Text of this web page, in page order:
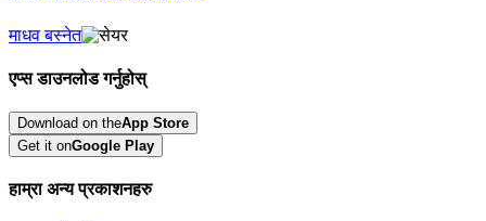
माधव बस्नेत
एप्स डाउनलोड गर्नुहोस्
Download on theApp Store
Get it onGoogle Play
हाम्रा अन्य प्रकाशनहरु